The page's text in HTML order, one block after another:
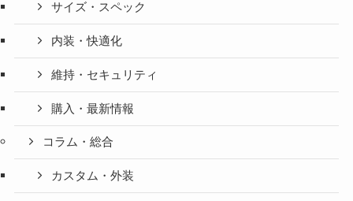
サイズ・スペック
内装・快適化
維持・セキュリティ
購入・最新情報
コラム・総合
カスタム・外装